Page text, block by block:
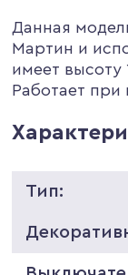
Данная
Мартин и
имеет
Работает при
Тип: